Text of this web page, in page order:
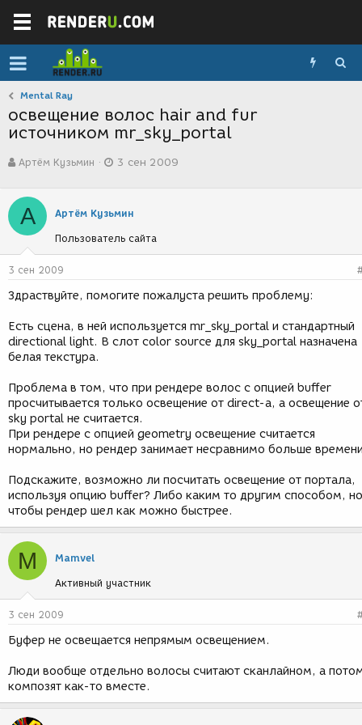
Mental Ray
освещение волос hair and fur
источником mr_sky_portal
в
о
р
т
е
м
ы
Артём Кузьмин
а
с
з
д
и
3 сен 2009
А Артём Кузьмин
Пользователь сайта
3 сен 2009
Здраствуйте, помогите пожалуста решить проблему:
Есть сцена, в ней используется mr_sky_portal и стандартный
directional light. В слот color source для sky_portal назначена
белая текстура.
Проблема в том, что при рендере волос с опцией buffer
просчитывается только освещение от direct-а, а освещение
sky portal не считается.
При рендере с опцией geometry освещение считается
нормально, но рендер занимает несравнимо больше
Подскажите, возможно ли посчитать освещение от портала,
используя опцию buffer? Либо каким то другим способом, но
чтобы рендер шел как можно быстрее.
M Mamvel
Активный участник
3 сен 2009
Буфер не освещается непрямым освещением.
Люди вообще отдельно волосы считают сканлайном, а
композят как-то вместе.